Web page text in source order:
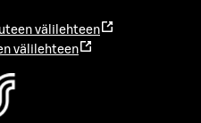
välilehteen
välilehteen